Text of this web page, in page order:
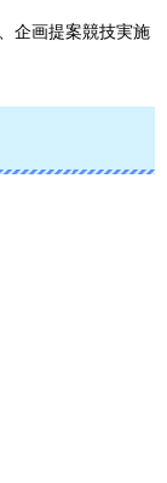
企画提案競技実施